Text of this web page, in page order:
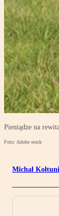
Pieniądze na
Foto: Adobe stock
Michał